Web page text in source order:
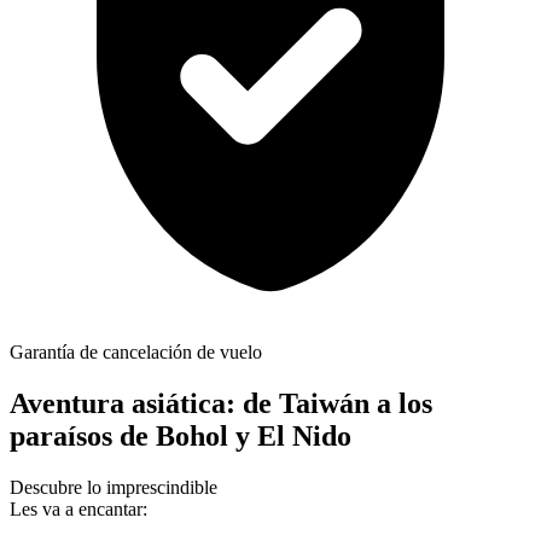
Garantía de cancelación de vuelo
Aventura asiática: de Taiwán a los
paraísos de Bohol y El Nido
Descubre lo imprescindible
Les va a encantar: